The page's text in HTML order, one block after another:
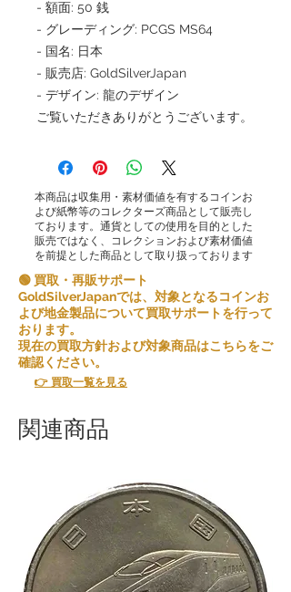
- 額面: 50 銭
- グレーディング: PCGS MS64
- 国名: 日本
- 販売店: GoldSilverJapan
- デザイン: 龍のデザイン
ご覧いただきありがとうございます。
本商品は収集用・素材価値を有するコインお
よび紙幣等のコレクターズ商品として販売し
ております。通貨としての使用を目的とした
販売ではなく、コレクションおよび素材価値
を前提とした商品として取り扱っております
🟢 買取・再販サポート
GoldSilverJapanでは、対象となるコインお
よび地金製品について買取サポートを行って
おります。
現在の買取方針および対象商品はこちらをご
確認ください。
👉 買取一覧を見る
関連商品